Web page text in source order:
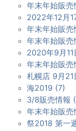
年末年始販
2022年12月
年末年始販
年末年始販
2020年9月
年末年始販
札幌店 9月21
海2019 (7)
3/8販売情報
年末年始販
祭2018 第一